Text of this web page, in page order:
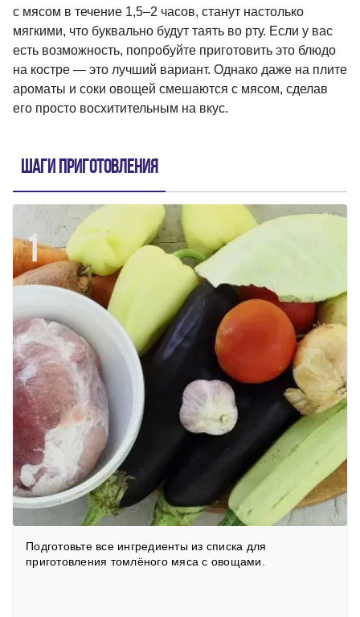
с мясом в течение 1,5–2 часов, станут настолько
мягкими, что буквально будут таять во рту. Если у вас
есть возможность, попробуйте приготовить это блюдо
на костре — это лучший вариант. Однако даже на плите
ароматы и соки овощей смешаются с мясом, сделав
его просто восхитительным на вкус.
Шаги приготовления
1
Подготовьте все ингредиенты из списка для
приготовления томлёного мяса с овощами.